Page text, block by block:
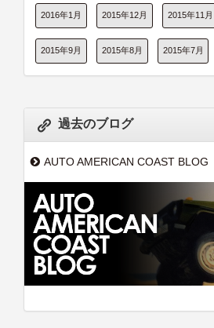
2016年1月 2015年12月 2015年11月
2015年9月 2015年8月 2015年7月
過去のブログ
AUTO AMERICAN COAST BLOG